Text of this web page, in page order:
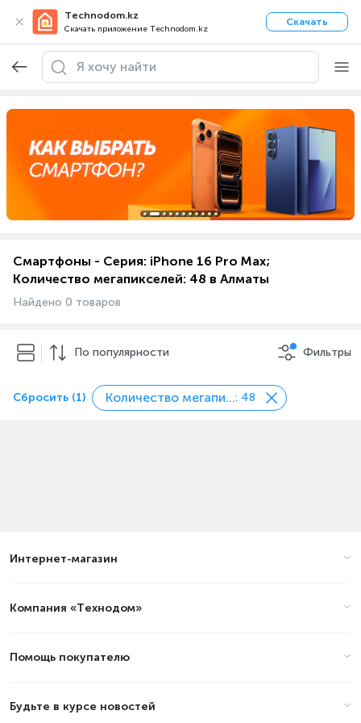
Technodom.kz
Скачать приложение Technodom.kz
Скачать
Смартфоны - Серия: iPhone 16 Pro Max;
Количество мегапикселей: 48 в Алматы
Найдено 0 товаров
По популярности Фильтры
Сбросить (1) Количество мегапикселей: 48
Интернет-магазин
Компания «Технодом»
Помощь покупателю
Будьте в курсе новостей